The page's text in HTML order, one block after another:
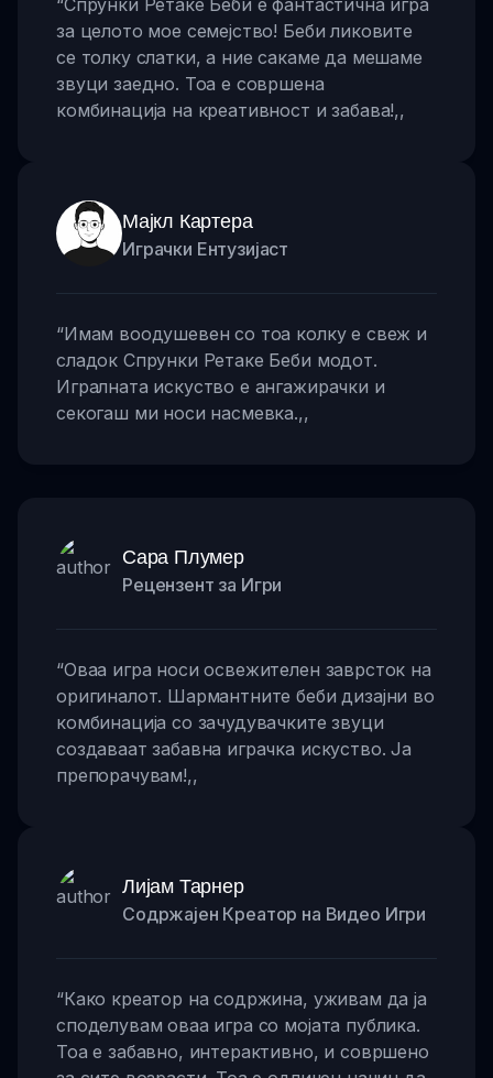
“Спрунки Ретаке Беби е фантастична игра
за целото мое семејство! Беби ликовите
се толку слатки, а ние сакаме да мешаме
звуци заедно. Тоа е совршена
комбинација на креативност и забава!,,
Мајкл Картера
Играчки Ентузијаст
“Имам воодушевен со тоа колку е свеж и
сладок Спрунки Ретаке Беби модот.
Игралната искуство е ангажирачки и
секогаш ми носи насмевка.,,
Сара Плумер
Рецензент за Игри
“Оваа игра носи освежителен заврсток на
оригиналот. Шармантните беби дизајни во
комбинација со зачудувачките звуци
создаваат забавна играчка искуство. Ја
препорачувам!,,
Лијам Тарнер
Содржајен Креатор на Видео Игри
“Како креатор на содржина, уживам да ја
споделувам оваа игра со мојата публика.
Тоа е забавно, интерактивно, и совршено